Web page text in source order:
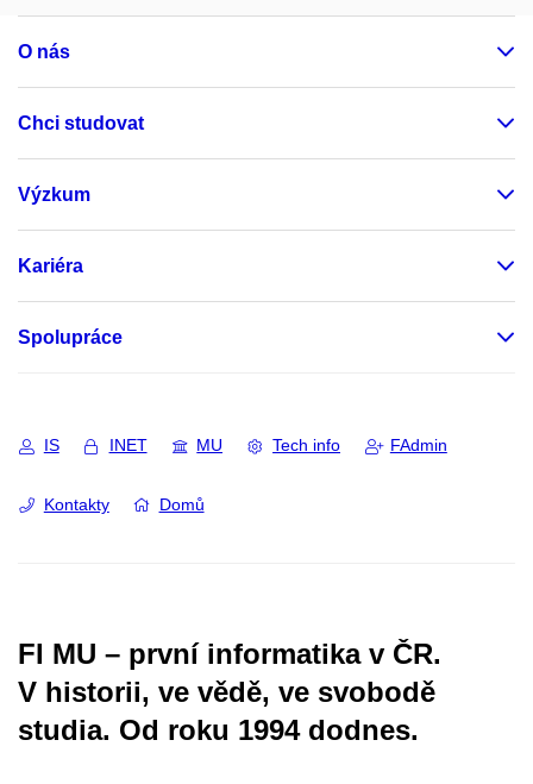
O nás
Chci studovat
Výzkum
Kariéra
Spolupráce
IS INET MU Tech info FAdmin
Kontakty Domů
FI MU – první informatika v ČR.
V historii, ve vědě, ve svobodě
studia. Od roku 1994 dodnes.